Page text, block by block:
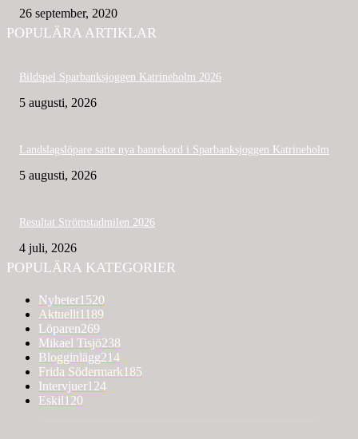
26 september, 2020
POPULÄRA ARTIKLAR
Bildspel Sparbanksjoggen Katrineholm 2026
5 augusti, 2026
Landslagslöpare satte nya banrekord i Sparbanksjoggen Katrineholm
5 augusti, 2026
Resultat Strömstadmilen 2026
4 juli, 2026
POPULÄRA KATEGORIER
Nyheter1520
Aktuellt1189
Löparen269
Mikael Tisjö238
Blogginlägg214
Frida Södermark185
Intervjuer124
Eskil120